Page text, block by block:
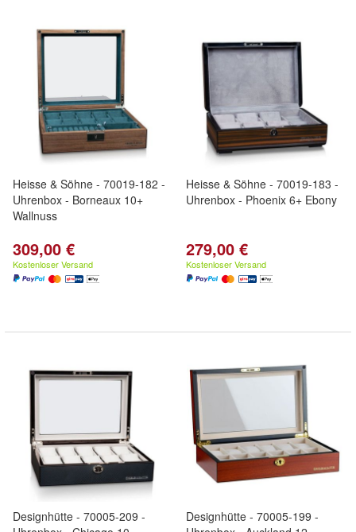
Heisse & Söhne - 70019-182 -
Uhrenbox - Borneaux 10+
Wallnuss
309,00 €
Kostenloser Versand
Heisse & Söhne - 70019-183 -
Uhrenbox - Phoenix 6+ Ebony
279,00 €
Kostenloser Versand
Designhütte - 70005-209 -
Designhütte - 70005-199 -